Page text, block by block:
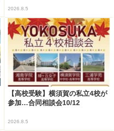
2026.8.5
【高校受験】横須賀の私立4校が
参加…合同相談会10/12
2026.8.5